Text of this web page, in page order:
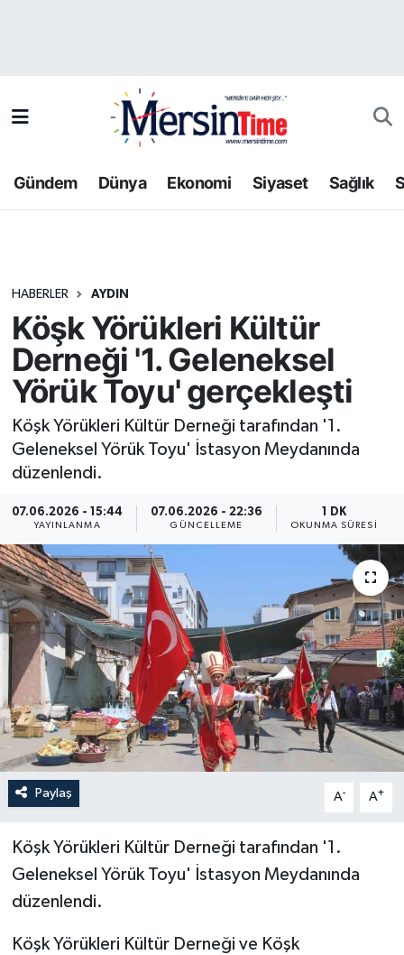
Gündem Dünya Ekonomi Siyaset Sağlık
HABERLER AYDIN
Köşk Yörükleri Kültür
Derneği '1. Geleneksel
Yörük Toyu' gerçekleşti
Köşk Yörükleri Kültür Derneği tarafından '1.
Geleneksel Yörük Toyu' İstasyon Meydanında
düzenlendi.
07.06.2026 - 15:44
YAYINLANMA
07.06.2026 - 22:36
GÜNCELLEME
1 DK
OKUNMA SÜRESI
Paylaş A- A+
Köşk Yörükleri Kültür Derneği tarafından '1.
Geleneksel Yörük Toyu' İstasyon Meydanında
düzenlendi.
Köşk Yörükleri Kültür Derneği ve Köşk
Bilim-Teknoloji
Dünya
Ekonomi
Gündem
Kültür-Sanat
Resmi İlan
Sağlık
Siyaset
Spor
Yaşam
Trafik Durumu
Tüm Manşetler
Haber Arşivi